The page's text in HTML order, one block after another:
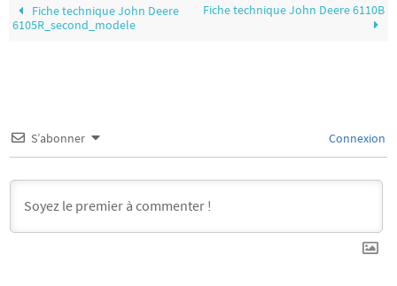
Fiche technique John Deere
6105R_second_modele
Fiche technique John Deere 6110B
S’abonner Connexion